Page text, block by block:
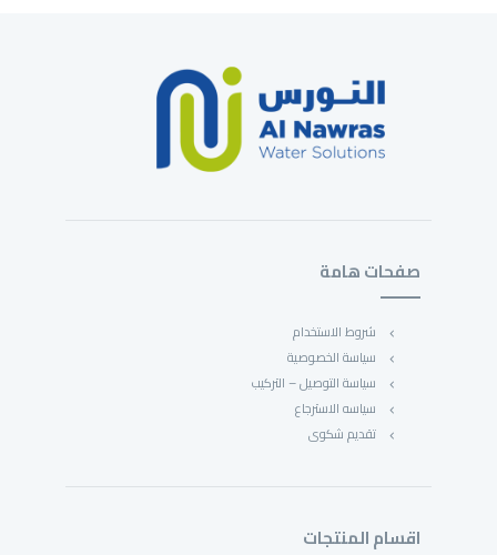
اقسام المنتجات
صفحات هامة
شروط الاستخدام
سياسة الخصوصية
سياسة التوصيل – التركيب
سياسه الاسترجاع
تقديم شكوى